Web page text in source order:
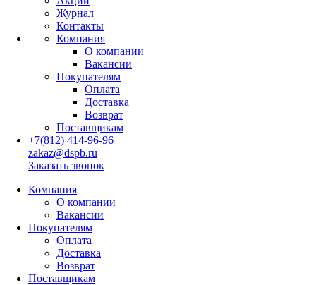
Журнал
Контакты
Компания
О компании
Вакансии
Покупателям
Оплата
Доставка
Возврат
Поставщикам
+7(812) 414-96-96
zakaz@dspb.ru
Заказать звонок
Компания
О компании
Вакансии
Покупателям
Оплата
Доставка
Возврат
Поставщикам